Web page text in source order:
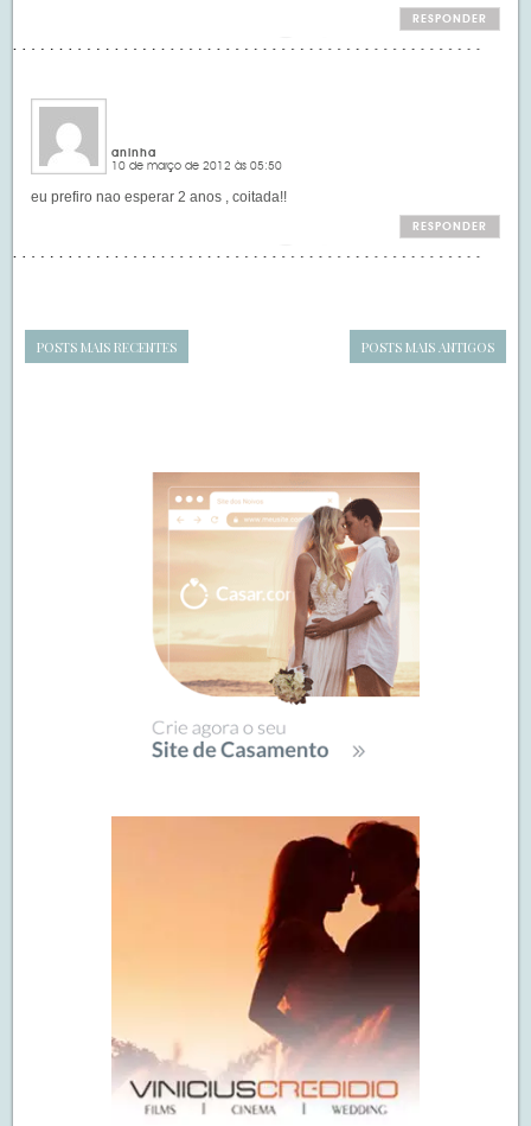
RESPONDER
aninha
10 de março de 2012 às 05:50
eu prefiro nao esperar 2 anos , coitada!!
RESPONDER
POSTS MAIS RECENTES POSTS MAIS ANTIGOS
SIDEBAR